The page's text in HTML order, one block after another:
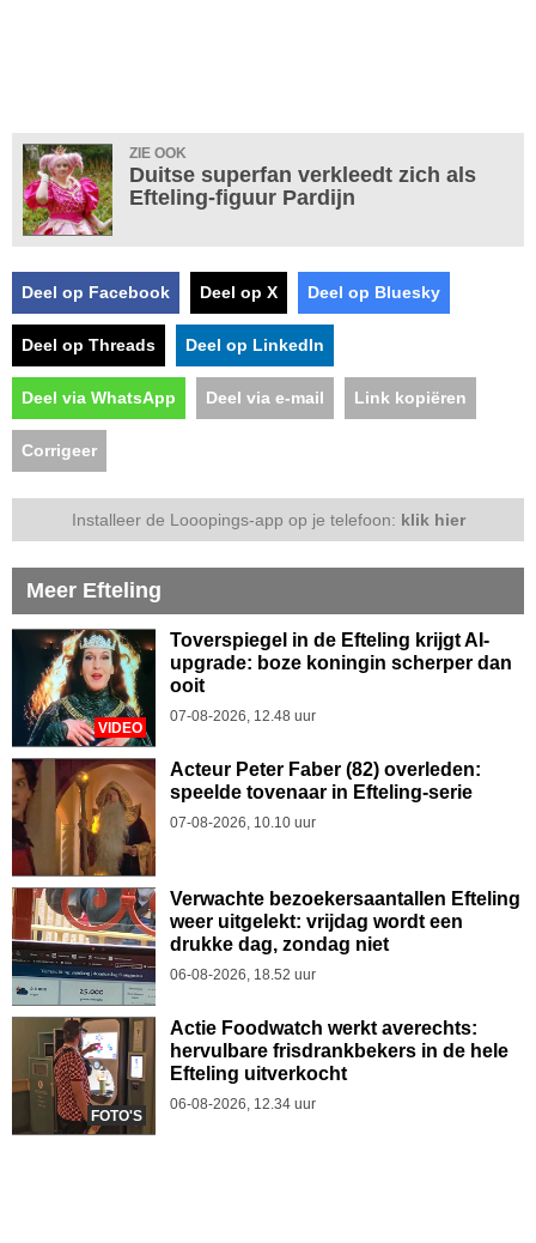
ZIE OOK
Duitse superfan verkleedt zich als
Efteling-figuur Pardijn
Deel op Facebook Deel op X Deel op Bluesky
Deel op Threads Deel op LinkedIn
Deel via WhatsApp Deel via e-mail Link kopiëren
Corrigeer
Installeer de Looopings-app op je telefoon: klik hier
Meer Efteling
VIDEO
Toverspiegel in de Efteling krijgt AI-
upgrade: boze koningin scherper dan
ooit
07-08-2026, 12.48 uur
Acteur Peter Faber (82) overleden:
speelde tovenaar in Efteling-serie
07-08-2026, 10.10 uur
Verwachte bezoekersaantallen Efteling
weer uitgelekt: vrijdag wordt een
drukke dag, zondag niet
06-08-2026, 18.52 uur
FOTO'S
Actie Foodwatch werkt averechts:
hervulbare frisdrankbekers in de hele
Efteling uitverkocht
06-08-2026, 12.34 uur